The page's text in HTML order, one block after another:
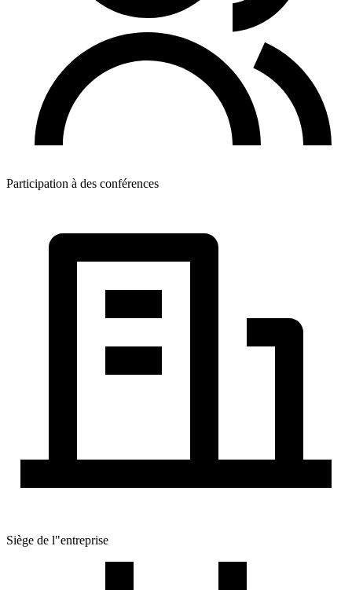
Participation à des conférences
Siège de l"entreprise